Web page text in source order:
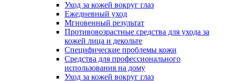
Уход за кожей вокруг глаз
Ежедневный уход
Мгновенный результат
Противовозрастные средства для ухода за
кожей лица и декольте
Специфические проблемы кожи
Средства для профессионального
использования на дому
Уход за кожей вокруг глаз